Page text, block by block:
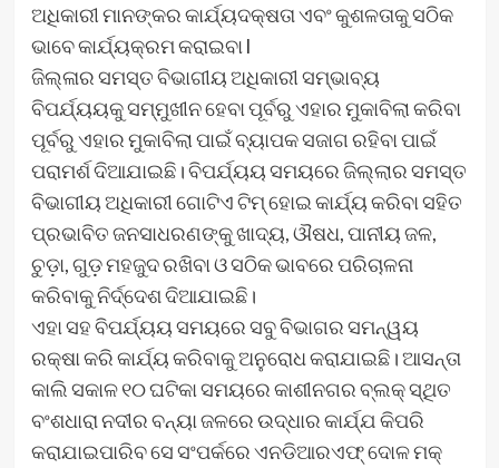
ଅଧିକାରୀ ମାନଙ୍କର କାର୍ଯ୍ୟଦକ୍ଷତା ଏବଂ କୁଶଳତାକୁ ସଠିକ
ଭାବେ କାର୍ଯ୍ୟକ୍ରମ କରାଇବା l
ଜିଲ୍ଳାର ସମସ୍ତ ବିଭାଗୀୟ ଅଧିକାରୀ ସମ୍ଭାବ୍ୟ
ବିପର୍ଯ୍ୟୟକୁ ସମ୍ମୁଖୀନ ହେବା ପୂର୍ବରୁ ଏହାର ମୁକାବିଲା କରିବା
ପୂର୍ବରୁ ଏହାର ମୁକାବିଲା ପାଇଁ ବ୍ୟାପକ ସଜାଗ ରହିବା ପାଇଁ
ପରାମର୍ଶ ଦିଆଯାଇଛି। ବିପର୍ଯ୍ୟୟ ସମୟରେ ଜିଲ୍ଲାର ସମସ୍ତ
ବିଭାଗୀୟ ଅଧିକାରୀ ଗୋଟିଏ ଟିମ୍ ହୋଇ କାର୍ଯ୍ୟ କରିବା ସହିତ
ପ୍ରଭାବିତ ଜନସାଧରଣଙ୍କୁ ଖାଦ୍ୟ, ଔଷଧ, ପାନୀୟ ଜଳ,
ଚୁଡ଼ା, ଗୁଡ଼ ମହଜୁଦ ରଖିବା ଓ ସଠିକ ଭାବରେ ପରିଚାଳନା
କରିବାକୁ ନିର୍ଦ୍ଦେଶ ଦିଆଯାଇଛି।
ଏହା ସହ ବିପର୍ଯ୍ୟୟ ସମୟରେ ସବୁ ବିଭାଗର ସମନ୍ୱୟ
ରକ୍ଷା କରି କାର୍ଯ୍ୟ କରିବାକୁ ଅନୁରୋଧ କରାଯାଇଛି। ଆସନ୍ତା
କାଲି ସକାଳ ୧୦ ଘଟିକା ସମୟରେ କାଶୀନଗର ବ୍ଲକ୍ ସ୍ଥିତ
ବଂଶଧାରା ନଦୀର ବନ୍ୟା ଜଳରେ ଉଦ୍ଧାର କାର୍ଯ୍ଯ କିପରି
କରାଯାଇପାରିବ ସେ ସଂପର୍କରେ ଏନଡିଆରଏଫ୍ ଦୋଳ ମକ୍